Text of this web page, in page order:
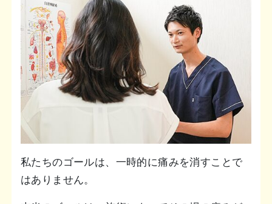
私たちのゴールは、一時的に痛みを消すことで
はありません。